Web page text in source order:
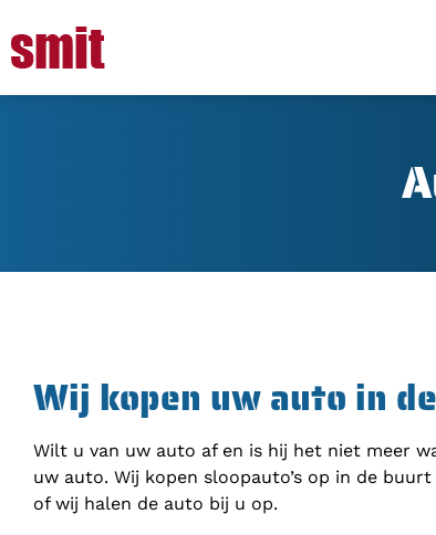
Wij kopen uw auto in
Wilt u van uw auto af en is hij het niet meer
uw auto. Wij kopen sloopauto’s op in de
of wij halen de auto bij u op.